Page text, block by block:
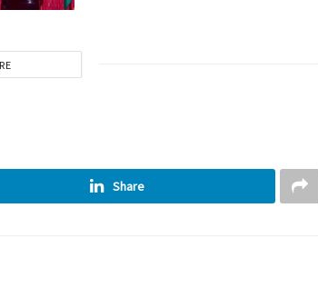
Share